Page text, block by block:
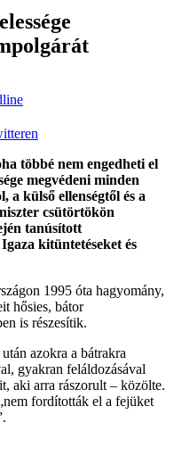
többé nem engedheti el
megvédeni minden
a külső ellenségtől és a
csütörtökön
tanúsított
kitüntetéseket és
1995 óta hagyomány,
hősies, bátor
is részesítik.
azokra a bátrakra
gyakran feláldozásával
aki arra rászorult – közölte.
fordították el a fejüket